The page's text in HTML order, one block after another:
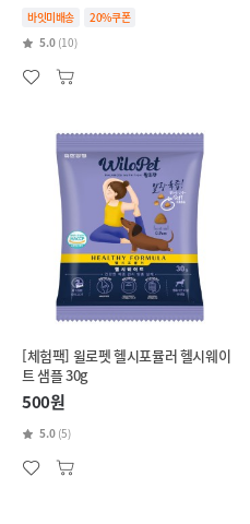
바잇미배송
20%쿠폰
5.0 (10)
[체험팩] 윌로펫 헬시포뮬러 헬시웨이
트 샘플 30g
500원
5.0 (5)